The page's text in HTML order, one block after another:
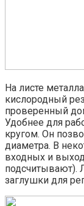
На листе
кислородный
проверенный
Удобнее для
кругом. Он
диаметра. В
входных и
подсчитывают).
заглушки для